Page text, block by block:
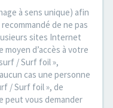
à sens unique) afin
de ne pas
sites Internet
d’accès à votre
/ Surf foil »,
cas une personne
/ Surf foil », de
peut vous demander